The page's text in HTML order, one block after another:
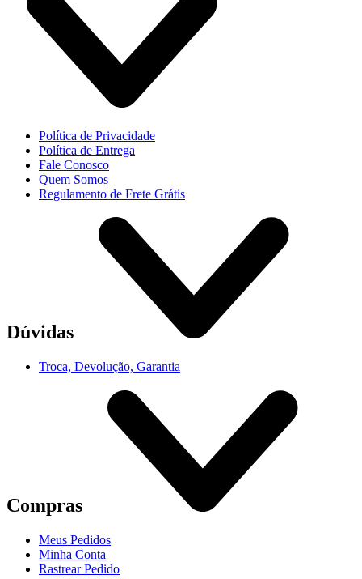
Política de Privacidade
Política de Entrega
Fale Conosco
Quem Somos
Regulamento de Frete Grátis
Dúvidas
Troca, Devolução, Garantia
Compras
Meus Pedidos
Minha Conta
Rastrear Pedido